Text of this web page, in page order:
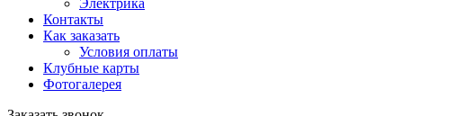
Электрика
Контакты
Как заказать
Условия оплаты
Клубные карты
Фотогалерея